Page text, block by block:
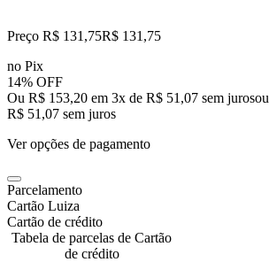
Preço R$ 131,75R$ 131 ,75
no Pix
14% OFF
Ou R$ 153,20 em 3x de R$ 51,07 sem jurosou
R$ 51,07 sem juros
Ver opções de pagamento
Parcelamento
Cartão Luiza
Cartão de crédito
Tabela de parcelas de Cartão
de crédito